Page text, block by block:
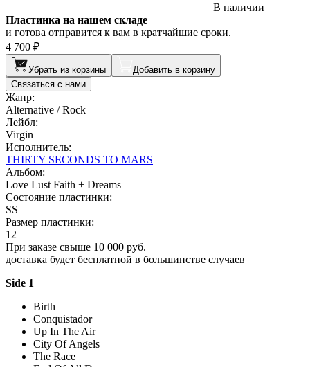
В наличии
Пластинка на нашем складе
и готова отправится к вам в кратчайшие сроки.
4 700 ₽
Убрать из корзины
Добавить в корзину
Связаться с нами
Жанр:
Alternative / Rock
Лейбл:
Virgin
Исполнитель:
THIRTY SECONDS TO MARS
Альбом:
Love Lust Faith + Dreams
Состояние пластинки:
SS
Размер пластинки:
12
При заказе свыше 10 000 руб.
доставка будет бесплатной в большинстве случаев
Side 1
Birth
Conquistador
Up In The Air
City Of Angels
The Race